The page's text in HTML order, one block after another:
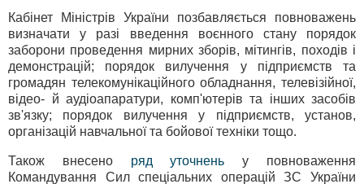
Кабінет Міністрів України позбавляється повноважень
визначати у разі введення воєнного стану порядок
заборони проведення мирних зборів, мітингів, походів і
демонстрацій; порядок вилучення у підприємств та
громадян телекомунікаційного обладнання, телевізійної,
відео- й аудіоапаратури, комп'ютерів та інших засобів
зв'язку; порядок вилучення у підприємств, установ,
організацій навчальної та бойової техніки тощо.
Також внесено ряд уточнень у повноваження
Командування Сил спеціальних операцій ЗС України